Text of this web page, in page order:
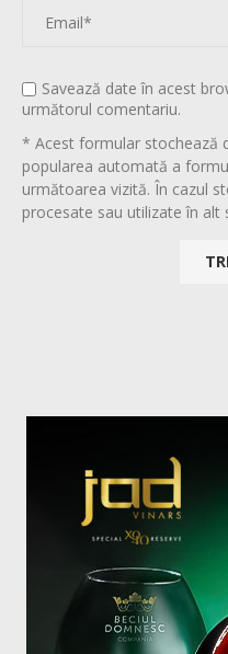
Savează date în acest
următorul comentariu.
* Acest formular stochează
popularea automată a
următoarea vizită. În cazul
procesate sau utilizate în alt